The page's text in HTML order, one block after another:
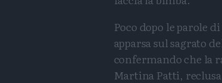
Poco dopo le parole
apparsa sul sagrato
confermando che la
Martina Patti,